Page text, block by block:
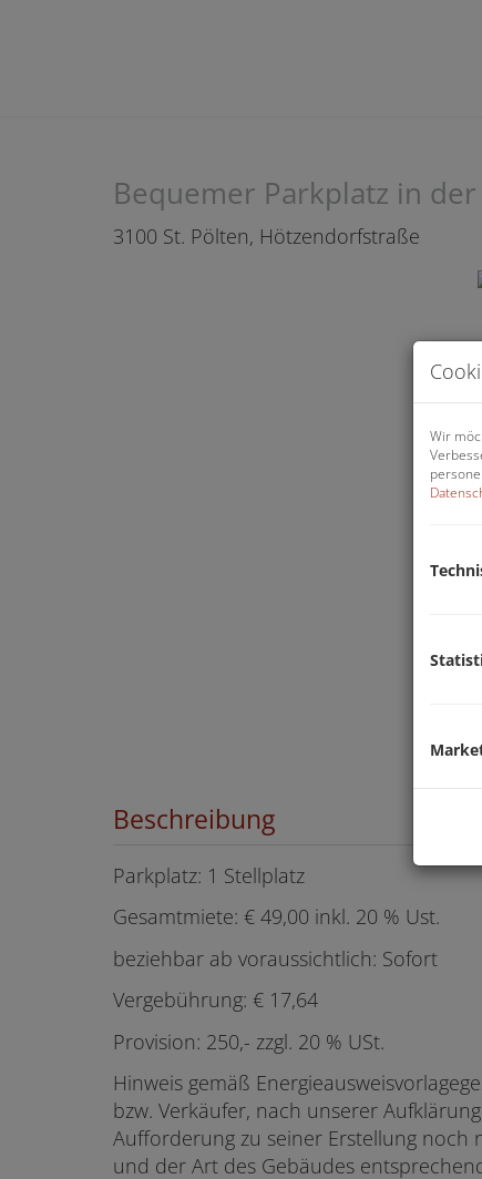
Bequemer Parkplatz in
3100 St. Pölten, Hötzendorfstraße
Beschreibung
Parkplatz: 1 Stellplatz
Gesamtmiete: € 49,00 inkl. 20 % Ust.
beziehbar ab voraussichtlich: Sofort
Vergebührung: € 17,64
Provision: 250,- zzgl. 20 % USt.
Hinweis gemäß
bzw. Verkäufer, nach unserer
Aufforderung zu seiner Erstellung noch
und der Art des Gebäudes
Wir